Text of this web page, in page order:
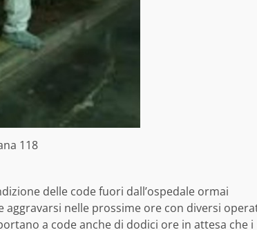
118
delle code fuori dall’ospedale ormai
nelle prossime ore con diversi
a code anche di dodici ore in attesa che i